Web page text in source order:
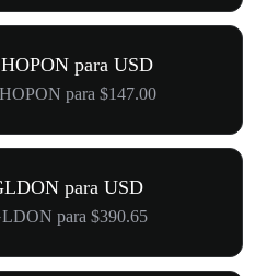
para USD
para $147.00
para USD
para $390.65